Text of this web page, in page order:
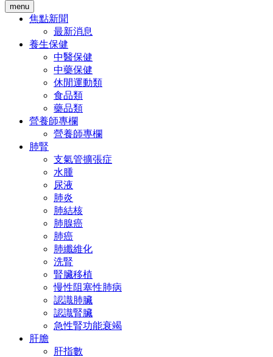
menu
焦點新聞
最新消息
養生保健
中醫保健
中藥保健
休閒運動類
食品類
藥品類
營養師專欄
營養師專欄
肺腎
支氣管擴張症
水腫
尿液
肺炎
肺結核
肺腺癌
肺癌
肺纖維化
洗腎
腎臟移植
慢性阻塞性肺病
認識肺臟
認識腎臟
急性腎功能衰竭
肝膽
肝指數